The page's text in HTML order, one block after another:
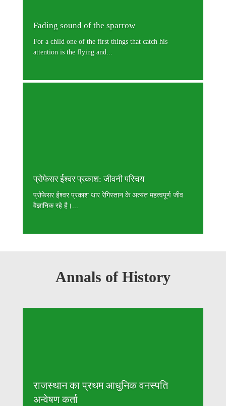
Fading sound of the sparrow
For a child one of the first things that catch his
attention is the flying and...
प्रोफेसर ईश्वर प्रकाश: जीवनी परिचय
प्रोफेसर ईश्वर प्रकाश थार रेगिस्तान के अत्यंत महत्वपूर्ण जीव
वैज्ञानिक रहे है।...
Annals of History
राजस्थान का प्रथम आधुनिक वनस्पति
अन्वेषण कर्ता